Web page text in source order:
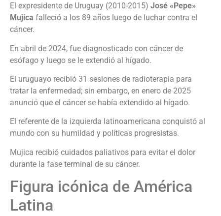
El expresidente de Uruguay (2010-2015) José «Pepe»
Mujica falleció a los 89 años luego de luchar contra el
cáncer.
En abril de 2024, fue diagnosticado con cáncer de
esófago y luego se le extendió al hígado.
El uruguayo recibió 31 sesiones de radioterapia para
tratar la enfermedad; sin embargo, en enero de 2025
anunció que el cáncer se había extendido al hígado.
El referente de la izquierda latinoamericana conquistó al
mundo con su humildad y políticas progresistas.
Mujica recibió cuidados paliativos para evitar el dolor
durante la fase terminal de su cáncer.
Figura icónica de América
Latina